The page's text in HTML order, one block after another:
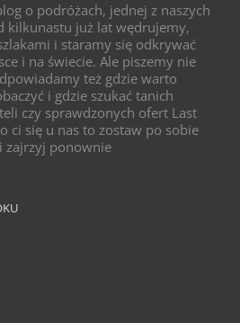
o podróżach, jednej z naszych
kilkunastu już lat wędrujemy,
i staramy się odkrywać
i na świecie. Ale piszemy nie
też gdzie warto
i gdzie szukać tanich
czy sprawdzonych ofert Last
ci się u nas to zostaw po sobie
zajrzyj ponownie